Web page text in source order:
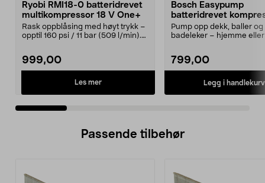
Ryobi RMI18-0 batteridrevet
multikompressor 18 V One+
Rask oppblåsing med høyt trykk –
opptil 160 psi / 11 bar (509 l/min).
999,00
Les mer
Bosch Easypump
batteridrevet
V
Pump opp dekk, baller og
badeleker – hjemme
799,00
Legg i handlekurv
Passende tilbehør